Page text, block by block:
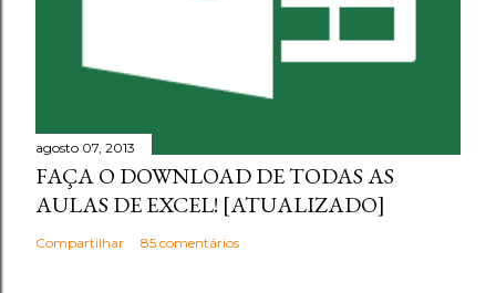
agosto 07, 2013
FAÇA O DOWNLOAD DE TODAS AS
AULAS DE EXCEL! [ATUALIZADO]
Compartilhar 85 comentários